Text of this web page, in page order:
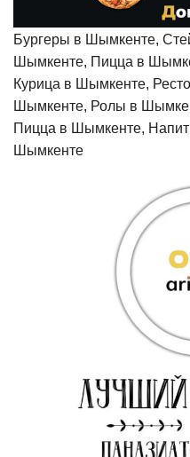
Бургеры в Шымкенте,
Шымкенте, Пицца в
Курица в Шымкенте,
Шымкенте, Ролы в
Пицца в Шымкенте,
Шымкенте